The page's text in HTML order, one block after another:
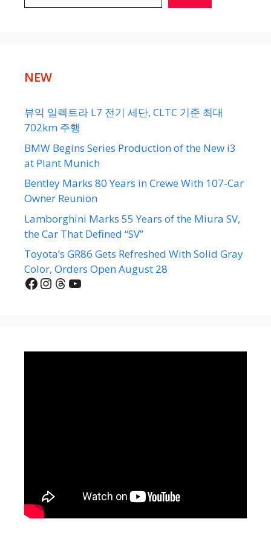
NEW
뷰익 일렉트라 L7 전기 세단, CLTC 기준 최대
702km 주행
BMW Begins Series Production of the New i3
at Plant Munich
Bentley Marks 80 Years in Crewe With 107-Car
Owner Reunion
Lamborghini Marks 55 Years of the Miura SV,
the Car That Defined “SV”
Toyota’s GR86 Gets Refreshed With Solid Gray
Color, Orders Open August 28
Facebook
Instagram
Threads
YouTube